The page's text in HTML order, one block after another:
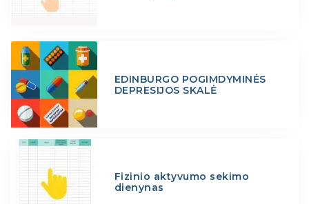
EDINBURGO POGIMDYMINĖS
DEPRESIJOS SKALĖ
Fizinio aktyvumo sekimo
dienynas